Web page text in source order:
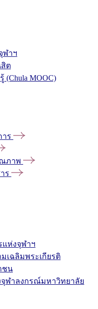
ฬาฯ
ต
(Chula MOOC)
ร
ภาพ
ร
ห่งจุฬาฯ
เฉลิมพระเกียรติ
ชน
ฬาลงกรณ์มหาวิทยาลัย